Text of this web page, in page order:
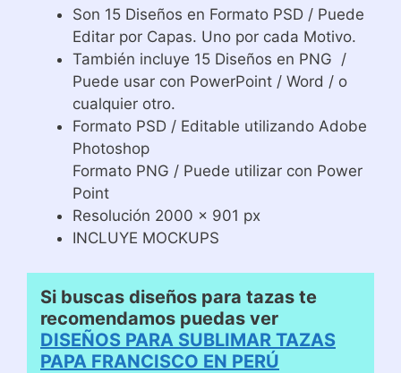
Son 15 Diseños en Formato PSD / Puede
Editar por Capas. Uno por cada Motivo.
También incluye 15 Diseños en PNG /
Puede usar con PowerPoint / Word / o
cualquier otro.
Formato PSD / Editable utilizando Adobe
Photoshop
Formato PNG / Puede utilizar con Power
Point
Resolución 2000 x 901 px
INCLUYE MOCKUPS
Si buscas diseños para tazas te
recomendamos puedas ver
DISEÑOS PARA SUBLIMAR TAZAS
PAPA FRANCISCO EN PERÚ